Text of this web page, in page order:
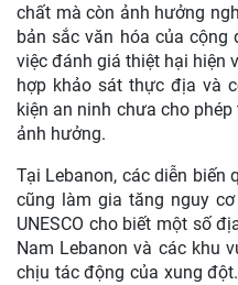
chất mà còn ảnh hưởng
bản sắc văn hóa của cộng
việc đánh giá thiệt hại hiện
hợp khảo sát thực địa và
kiện an ninh chưa cho
ảnh hưởng.
Tại Lebanon, các diễn
cũng làm gia tăng nguy
UNESCO cho biết một số
Nam Lebanon và các khu
chịu tác động của xung